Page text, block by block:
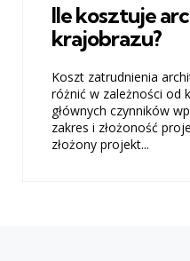
Ile kosztuje
krajobrazu?
Koszt zatrudnienia
różnić w zależności od
głównych czynników
zakres i złożoność
złożony projekt...